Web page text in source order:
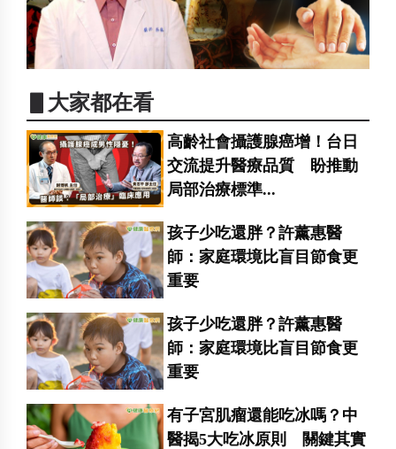
▋大家都在看
高齡社會攝護腺癌增！台日
交流提升醫療品質 盼推動
局部治療標準...
孩子少吃還胖？許薰惠醫
師：家庭環境比盲目節食更
重要
孩子少吃還胖？許薰惠醫
師：家庭環境比盲目節食更
重要
有子宮肌瘤還能吃冰嗎？中
醫揭5大吃冰原則 關鍵其實